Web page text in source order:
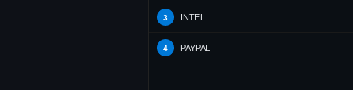
3 INTEL
4 PAYPAL